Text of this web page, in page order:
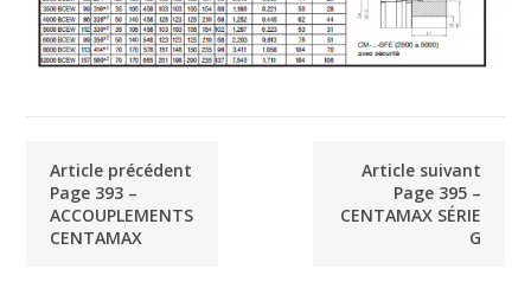
Article précédent
Page 393 –
ACCOUPLEMENTS
CENTAMAX
Article suivant
Page 395 –
CENTAMAX SÉRIE
G